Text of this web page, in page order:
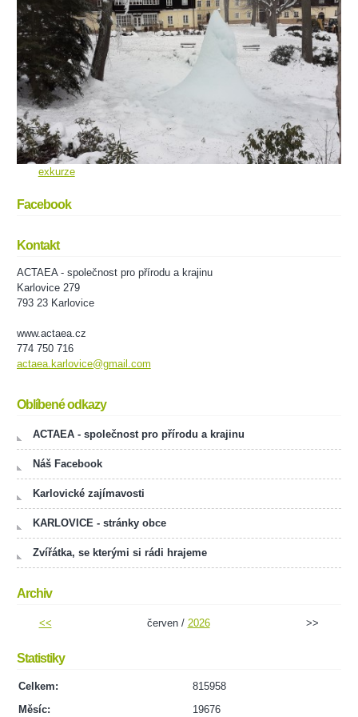
exkurze
Facebook
Kontakt
ACTAEA - společnost pro přírodu a krajinu
Karlovice 279
793 23 Karlovice
www.actaea.cz
774 750 716
actaea.karlovice@gmail.com
Oblíbené odkazy
ACTAEA - společnost pro přírodu a krajinu
Náš Facebook
Karlovické zajímavosti
KARLOVICE - stránky obce
Zvířátka, se kterými si rádi hrajeme
Archiv
<< červen / 2026 >>
Statistiky
Celkem:
815958
Měsíc:
19676